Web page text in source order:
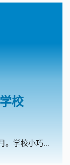
校
阳泉市矿区桃南路小学校始建于1973年9月。学校小巧精美，装备精良，藏书丰富，文化氛围浓郁。这里曾孕育出山西省模范教师和山西省美德少年。学校以“为学生一生的幸福奠基”为办学宗旨，以“平安校园、书香校园、艺术校园、数字校园、文化校园、温馨校园”为办学愿景，坚持做有温度的教育。温馨教育是学校的办学特色，主要从温馨的物质环境、温馨的心理环境、温馨的人际环境、温馨的教学环境四方面着手，创建了温馨教室、温馨聊吧、温馨书架、温馨课堂、校刊《温馨的风》。课外阅读和校园足球是学校的两个特色项目。学校现为全国校园足球特色学校。2015年和2017年，学校猎豹足球队 分别夺得市中小学生校园足球比赛小学组冠军，2017年获得阳泉市矿区小学生足球赛冠军，2017年8月，代表阳泉市参加了山西省小学生足球赛。